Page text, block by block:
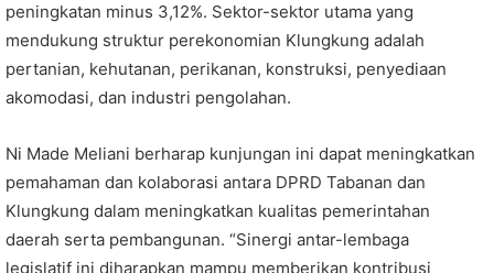
peningkatan minus 3,12%. Sektor-sektor utama yang
mendukung struktur perekonomian Klungkung adalah
pertanian, kehutanan, perikanan, konstruksi, penyediaan
akomodasi, dan industri pengolahan.
Ni Made Meliani berharap kunjungan ini dapat meningkatkan
pemahaman dan kolaborasi antara DPRD Tabanan dan
Klungkung dalam meningkatkan kualitas pemerintahan
daerah serta pembangunan. “Sinergi antar-lembaga
legislatif ini diharapkan mampu memberikan kontribusi